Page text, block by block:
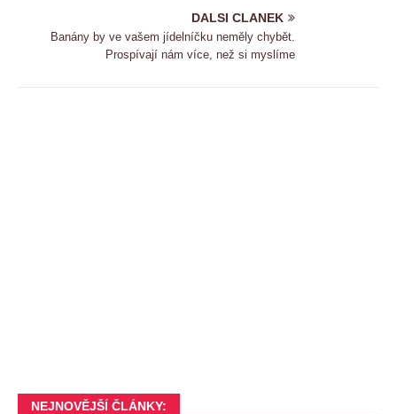
DALSI CLANEK
Banány by ve vašem jídelníčku neměly chybět.
Prospívají nám více, než si myslíme
NEJNOVĚJŠÍ ČLÁNKY: